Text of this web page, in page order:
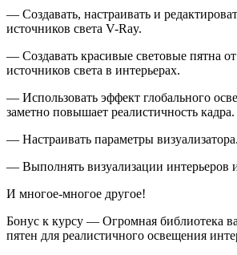
— Создавать, настраивать и
источников света V-Ray.
— Создавать красивые световые пятна
источников света в интерьерах.
— Использовать эффект глобального
заметно повышает реалистичность кадра.
— Настраивать параметры визуализатора.
— Выполнять визуализации интерьеров
И многое-многое другое!
Бонус к курсу — Огромная библиотека
пятен для реалистичного освещения